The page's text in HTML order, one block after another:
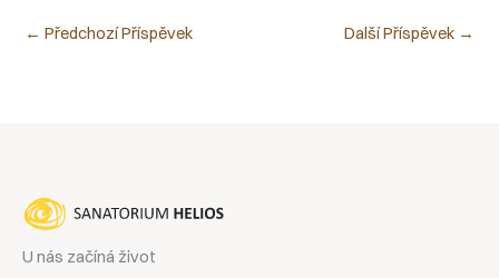
← Předchozí Příspěvek Další Příspěvek →
U nás začíná život